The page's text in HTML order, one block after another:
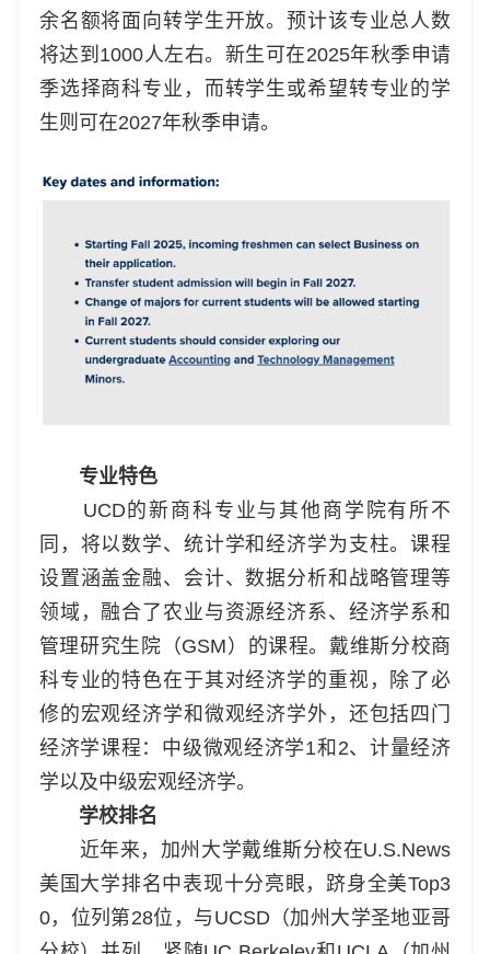
余名额将面向转学生开放。预计该专业总人数
将达到1000人左右。新生可在2025年秋季申请
季选择商科专业，而转学生或希望转专业的学
生则可在2027年秋季申请。
专业特色
UCD的新商科专业与其他商学院有所不
同，将以数学、统计学和经济学为支柱。课程
设置涵盖金融、会计、数据分析和战略管理等
领域，融合了农业与资源经济系、经济学系和
管理研究生院（GSM）的课程。戴维斯分校商
科专业的特色在于其对经济学的重视，除了必
修的宏观经济学和微观经济学外，还包括四门
经济学课程：中级微观经济学1和2、计量经济
学以及中级宏观经济学。
学校排名
近年来，加州大学戴维斯分校在U.S.News
美国大学排名中表现十分亮眼，跻身全美Top3
0，位列第28位，与UCSD（加州大学圣地亚哥